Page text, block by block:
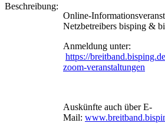
Beschreibung:
Online-
Netzbetreibers bisping &
Anmeldung unter:
https://
zoom-veranstaltungen
Auskünfte auch über E-
Mail: